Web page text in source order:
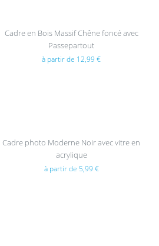
Cadre en Bois Massif Chêne foncé avec
Passepartout
à partir de 12,99 €
Cadre photo Moderne Noir avec vitre en
acrylique
à partir de 5,99 €